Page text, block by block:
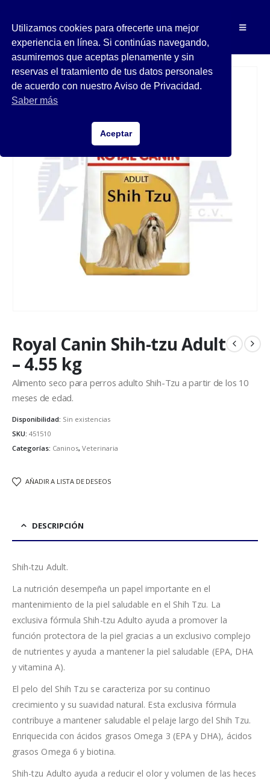
Royal Canin Shih-tzu Adult
– 4.55 kg
Alimento seco para perros adulto Shih-Tzu a partir de los 10
meses de edad.
Disponibilidad: Sin existencias
SKU: 451510
Categorías: Caninos, Veterinaria
AÑADIR A LISTA DE DESEOS
DESCRIPCIÓN
Shih-tzu Adult.
La nutrición desempeña un papel importante en el
mantenimiento de la piel saludable en el Shih Tzu. La
exclusiva fórmula Shih-tzu Adulto ayuda a promover la
función protectora de la piel gracias a un exclusivo complejo
de nutrientes y ayuda a mantener la piel saludable (EPA, DHA
y vitamina A).
El pelo del Shih Tzu se caracteriza por su continuo
crecimiento y su suavidad natural. Esta exclusiva fórmula
contribuye a mantener saludable el pelaje largo del Shih Tzu.
Enriquecida con ácidos grasos Omega 3 (EPA y DHA), ácidos
grasos Omega 6 y biotina.
Shih-tzu Adulto ayuda a reducir el olor y volumen de las heces
Utilizamos cookies para ofrecerte una mejor
experiencia en línea. Si continúas navegando,
asumiremos que aceptas plenamente y sin
reservas el tratamiento de tus datos personales
de acuerdo con nuestro Aviso de Privacidad.
Saber más
Aceptar